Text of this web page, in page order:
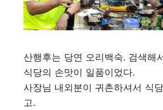
산행후는 당연 오리백숙. 검색해
식당의 손맛이 일품이었다.
사장님 내외분이 귀촌하셔서 식
고.